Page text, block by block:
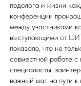
подолога и жизни
конференции
между участниками
выступающими от
показало, что не
совместной работе
специалисты,
важный шаг на пути